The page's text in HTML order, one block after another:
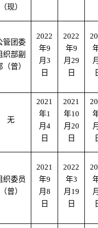
（现）
管团委
织部副
（曾）
2022
年9
月3
日
2022
年9
月 29
日
无
2021
年1
月4
日
2021
年10
月 20
日
织委员
（曾）
2021
年9
月8
日
2022
年3
月 19
日